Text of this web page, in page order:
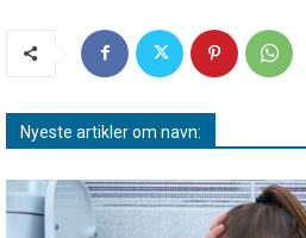
Nyeste artikler om navn: